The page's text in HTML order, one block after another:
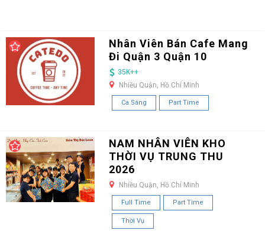
Nhân Viên Bán Cafe Mang
Đi Quận 3 Quận 10
35K++
Nhiều Quận, Hồ Chí Minh
Ca Sáng Part Time
NAM NHÂN VIÊN KHO
THỜI VỤ TRUNG THU
2026
Nhiều Quận, Hồ Chí Minh
Full Time Part Time
Thời Vụ